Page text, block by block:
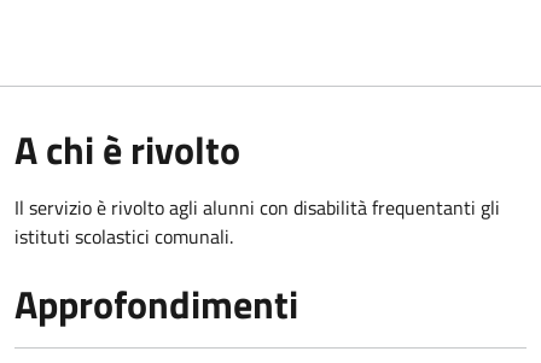
A chi è rivolto
Il servizio è rivolto agli alunni con disabilità frequentanti gli
istituti scolastici comunali.
Approfondimenti